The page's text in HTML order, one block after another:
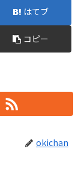
はてブ
コピー
okichan